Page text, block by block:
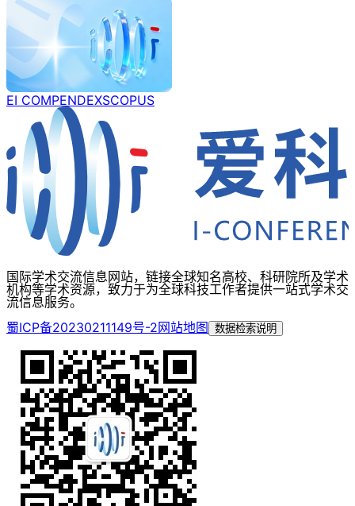
EI COMPENDEXSCOPUS
国际学术交流信息网站，链接全球知名高校、科研院所及学术
机构等学术资源，致力于为全球科技工作者提供一站式学术交
流信息服务。
蜀ICP备20230211149号-2网站地图 数据检索说明